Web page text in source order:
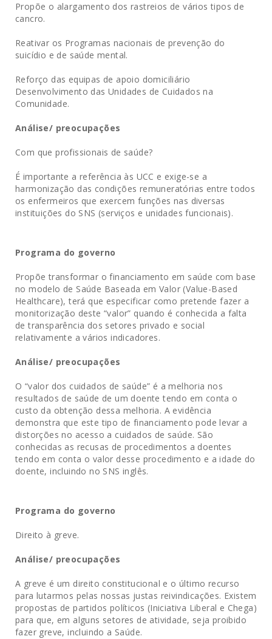
Propõe o alargamento dos rastreios de vários tipos de
cancro.
Reativar os Programas nacionais de prevenção do
suicídio e de saúde mental.
Reforço das equipas de apoio domiciliário
Desenvolvimento das Unidades de Cuidados na
Comunidade.
Análise/ preocupações
Com que profissionais de saúde?
É importante a referência às UCC e exige-se a
harmonização das condições remuneratórias entre todos
os enfermeiros que exercem funções nas diversas
instituições do SNS (serviços e unidades funcionais).
Programa do governo
Propõe transformar o financiamento em saúde com base
no modelo de Saúde Baseada em Valor (Value-Based
Healthcare), terá que especificar como pretende fazer a
monitorização deste “valor” quando é conhecida a falta
de transparência dos setores privado e social
relativamente a vários indicadores.
Análise/ preocupações
O “valor dos cuidados de saúde” é a melhoria nos
resultados de saúde de um doente tendo em conta o
custo da obtenção dessa melhoria. A evidência
demonstra que este tipo de financiamento pode levar a
distorções no acesso a cuidados de saúde. São
conhecidas as recusas de procedimentos a doentes
tendo em conta o valor desse procedimento e a idade do
doente, incluindo no SNS inglês.
Programa do governo
Direito à greve.
Análise/ preocupações
A greve é um direito constitucional e o último recurso
para lutarmos pelas nossas justas reivindicações. Existem
propostas de partidos políticos (Iniciativa Liberal e Chega)
para que, em alguns setores de atividade, seja proibido
fazer greve, incluindo a Saúde.